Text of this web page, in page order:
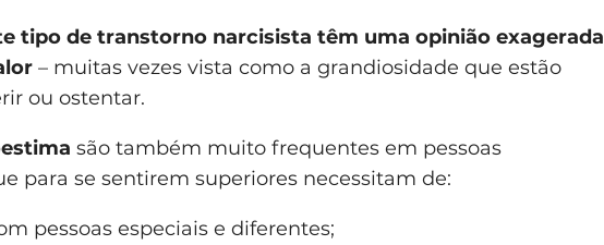
tipo de transtorno narcisista têm uma opinião exagerada
– muitas vezes vista como a grandiosidade que estão
ou ostentar.
são também muito frequentes em pessoas
para se sentirem superiores necessitam de:
pessoas especiais e diferentes;